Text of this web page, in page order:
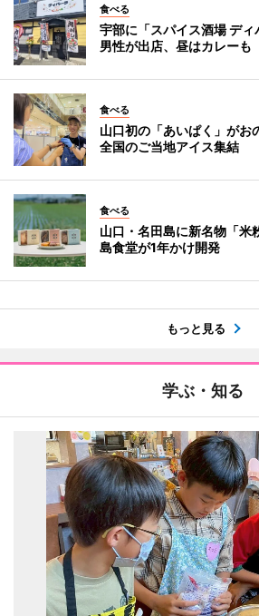
食べる
宇部に「スパイス酒場 デ
男性が出店、昼はカレーも
食べる
山口初の「あいぱく」が
全国のご当地アイス集結
食べる
山口・名田島に新名物「
島食堂が1年かけ開発
もっと見る
学ぶ・知る